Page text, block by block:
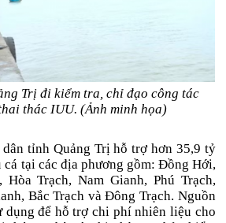
Trị đi kiểm tra, chỉ đạo công tác
thác IUU. (Ảnh minh họa)
dân tỉnh Quảng Trị hỗ trợ hơn 35,9 tỷ
cá tại các địa phương gồm: Đồng Hới,
Trạch, Nam Gianh, Phú Trạch,
Bắc Trạch và Đông Trạch. Nguồn
dụng để hỗ trợ chi phí nhiên liệu cho